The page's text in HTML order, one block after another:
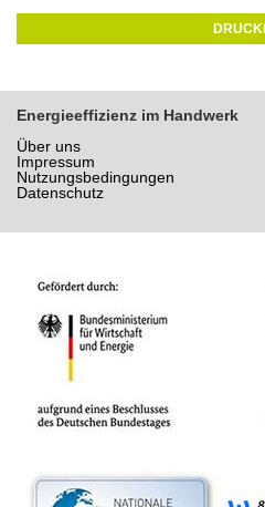
Energieeffizienz im Handwerk
Über uns
Impressum
Nutzungsbedingungen
Datenschutz